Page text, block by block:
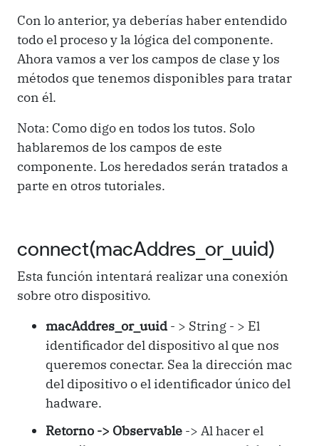
Con lo anterior, ya deberías haber entendido
todo el proceso y la lógica del componente.
Ahora vamos a ver los campos de clase y los
métodos que tenemos disponibles para tratar
con él.
Nota: Como digo en todos los tutos. Solo
hablaremos de los campos de este
componente. Los heredados serán tratados a
parte en otros tutoriales.
connect(macAddres_or_uuid)
Esta función intentará realizar una conexión
sobre otro dispositivo.
macAddres_or_uuid - > String - > El
identificador del dispositivo al que nos
queremos conectar. Sea la dirección mac
del dipositivo o el identificador único del
hadware.
Retorno -> Observable -> Al hacer el